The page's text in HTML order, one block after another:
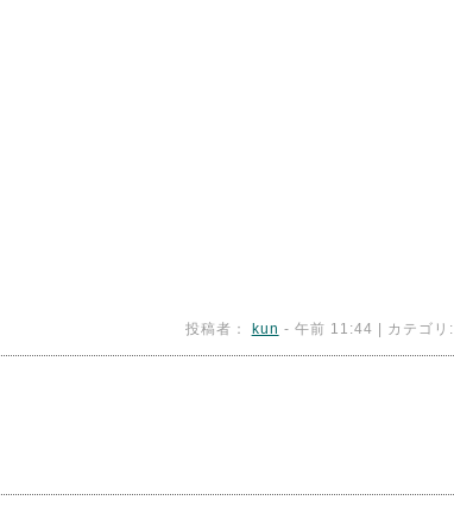
投稿者： kun - 午前 11:44 | カテゴリ: